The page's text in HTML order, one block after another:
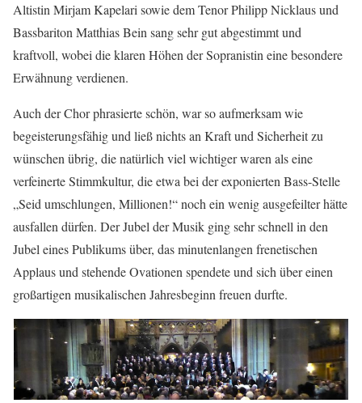
Altistin Mirjam Kapelari sowie dem Tenor Philipp Nicklaus und
Bassbariton Matthias Bein sang sehr gut abgestimmt und
kraftvoll, wobei die klaren Höhen der Sopranistin eine besondere
Erwähnung verdienen.
Auch der Chor phrasierte schön, war so aufmerksam wie
begeisterungsfähig und ließ nichts an Kraft und Sicherheit zu
wünschen übrig, die natürlich viel wichtiger waren als eine
verfeinerte Stimmkultur, die etwa bei der exponierten Bass-Stelle
„Seid umschlungen, Millionen!“ noch ein wenig ausgefeilter hätte
ausfallen dürfen. Der Jubel der Musik ging sehr schnell in den
Jubel eines Publikums über, das minutenlangen frenetischen
Applaus und stehende Ovationen spendete und sich über einen
großartigen musikalischen Jahresbeginn freuen durfte.